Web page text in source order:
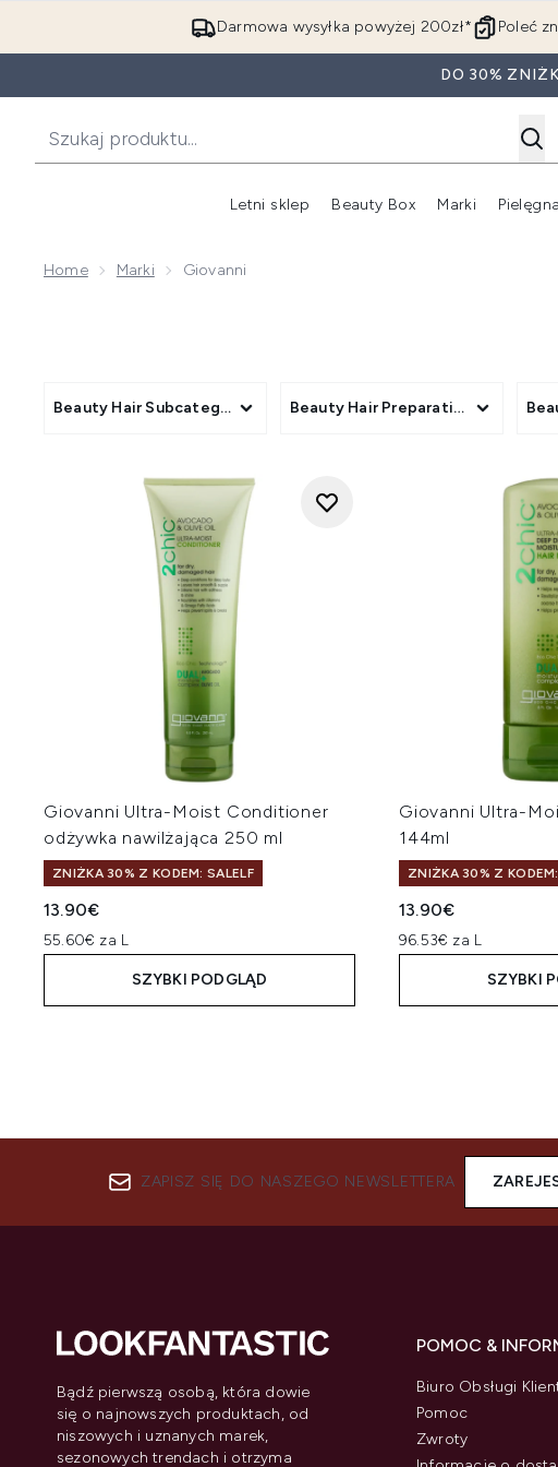
Darmowa wysyłka powyżej 200zł* Poleć
DO 30%
Letni sklep Beauty Box Marki
Home Marki Giovanni
Beauty Hair Subcategory Beauty Hair Preparation Products
Giovanni Ultra-Moist Conditioner
odżywka nawilżająca 250 ml
ZNIŻKA 30% Z KODEM: SALELF
13.90€
55.60€ za L
SZYBKI PODGLĄD
Giovanni Ultra-
144ml
ZNIŻKA 30% Z
13.90€
96.53€ za L
SZYBKI
ZAPISZ SIĘ DO NASZEGO NEWSLETTERA
Bądź pierwszą osobą, która dowie
się o najnowszych produktach, od
niszowych i uznanych marek,
sezonowych trendach i otrzyma
POMOC &
Biuro Obsługi
Pomoc
Zwroty